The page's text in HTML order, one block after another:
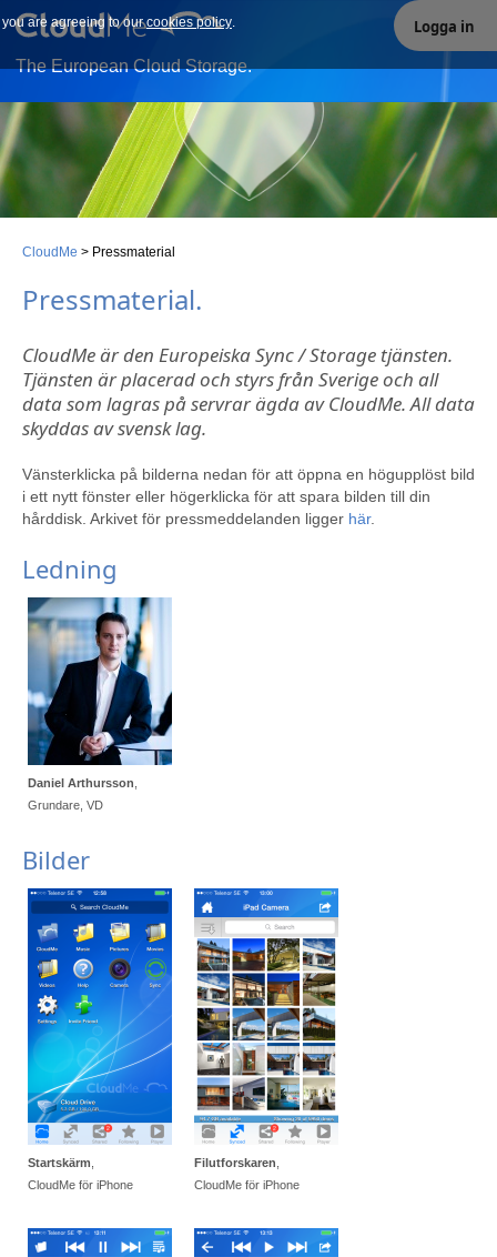
Our site uses cookies. By continuing to use our site you are
agreeing to our cookies policy.
you are agreeing to ourcookies policy.
The European Cloud Storage.
Logga in
CloudMe > Pressmaterial
Pressmaterial.
CloudMe är den Europeiska Sync / Storage tjänsten.
Tjänsten är placerad och styrs från Sverige och all
data som lagras på servrar ägda av CloudMe. All data
skyddas av svensk lag.
Vänsterklicka på bilderna nedan för att öppna en högupplöst bild
i ett nytt fönster eller högerklicka för att spara bilden till din
hårddisk. Arkivet för pressmeddelanden ligger här.
Ledning
Daniel Arthursson
Grundare, VD
Bilder
Startskärm
CloudMe för iPhone
Filutforskaren
CloudMe för iPhone